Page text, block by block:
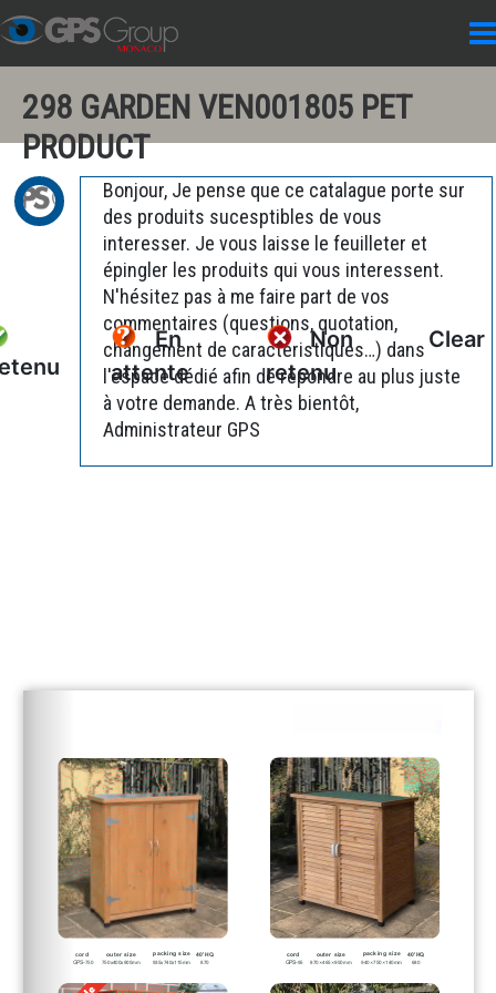
298 GARDEN VEN001805 PET
PRODUCT
En
attente
Non
retenu
Clear
Bonjour, Je pense que ce catalague porte sur
des produits sucesptibles de vous
interesser. Je vous laisse le feuilleter et
épingler les produits qui vous interessent.
N'hésitez pas à me faire part de vos
commentaires (questions, quotation,
changement de caractéristiques…) dans
l'espace dédié afin de répondre au plus juste
à votre demande. A très bientôt,
Administrateur GPS